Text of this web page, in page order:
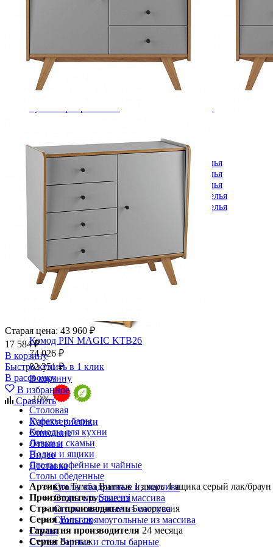
Кровати полутороспальные
Решетки и настилы под матрас
Спальные гарнитуры
Тахта
Полки и ящики в шкаф для одежды
Шкаф 1-дверный для одежды и белья
Шкафы 2-х дверные для одежды и белья
Шкафы 3-х дверные для одежды и белья
Шкафы 4-х дверные для одежды и белья
Шкафы 5-ти дверные для одежды и белья
Шкафы 6-ти дверные для одежды и белья
Шкафы купе для одежды и белья
Шкафы угловые для одежды и белья
Ящики и короба
Комод PIN MAGIC KTB26
74 026 ₽
82 251 ₽
В корзину
-10%
Столовая
Буфеты и бары
Комоды для кухни
Лавки и скамьи
Полки и ящики
Столы кофейные и чайные
Столы обеденные
Столы квадратные из массива
Столы круглые из массива
Столы овальные из массива
Столы прямоугольные из массива
Стулья
Стулья барные и столы барные
Старая цена: 43 960 ₽
17 584 ₽
В корзину
Быстро купить в 1 клик
В рассрочку
В избранное
Сравнить
Характеристики
Описание
Отзывы
Видео
Доставка
Артикул Тумба Винтаж 1 дверь 4 ящика серый лак/браун
Производитель Sanremi
Страна производитель Белоруссия
Серия Винтаж
Гарантия производителя 24 месяца
Серия Винтаж